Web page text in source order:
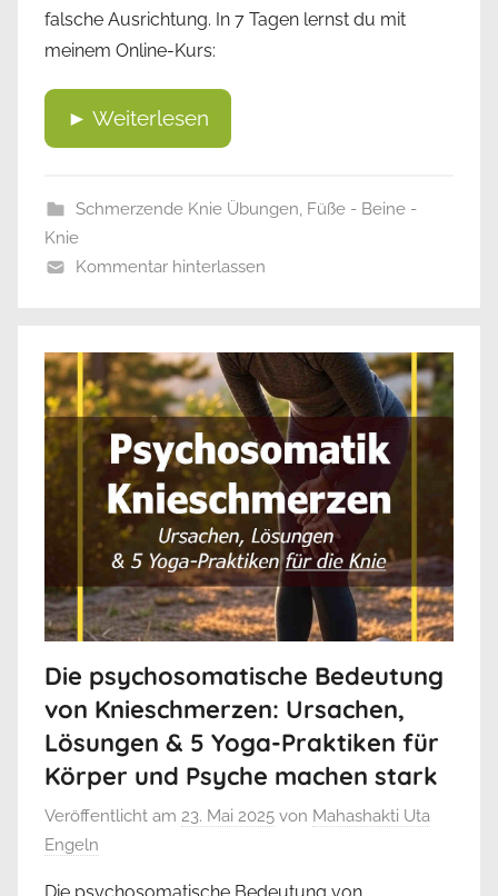
falsche Ausrichtung. In 7 Tagen lernst du mit
meinem Online-Kurs:
► Weiterlesen
Schmerzende Knie Übungen, Füße - Beine -
Knie
Kommentar hinterlassen
Die psychosomatische Bedeutung
von Knieschmerzen: Ursachen,
Lösungen & 5 Yoga-Praktiken für
Körper und Psyche machen stark
Veröffentlicht am 23. Mai 2025 von Mahashakti Uta
Engeln